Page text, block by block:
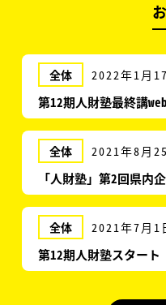
全体 2022年1月
第12期人財塾最終講
全体 2021年8月
「人財塾」第2回県内
全体 2021年7月1
第12期人財塾スタート